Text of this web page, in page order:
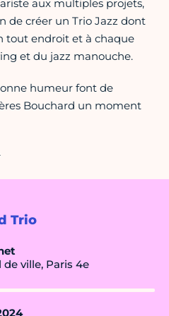
Trio
ville, Paris 4e
aux multiples projets,
de créer un Trio Jazz dont
tout endroit et à chaque
et du jazz manouche.
humeur font de
Bouchard un moment